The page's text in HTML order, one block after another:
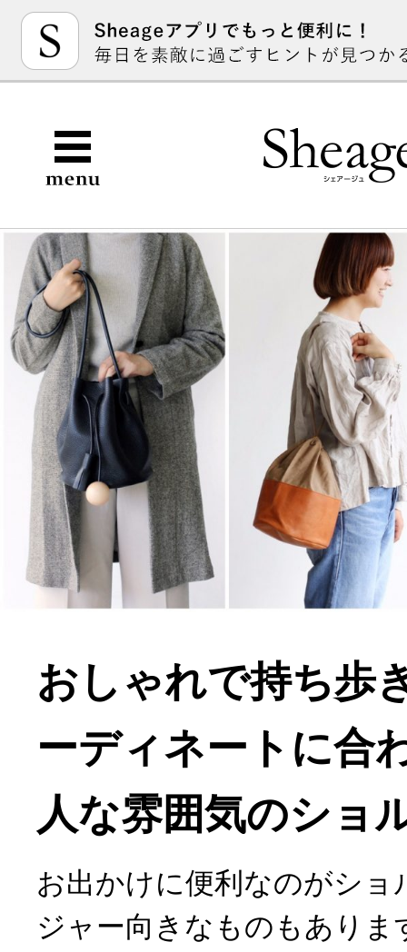
おしゃれで持ち歩
ーディネートに合
人な雰囲気のショ
お出かけに便利なのがショ
ジャー向きなものもあり